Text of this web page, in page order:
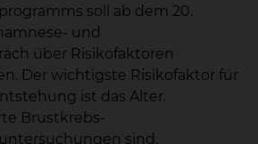
soll ab dem 20.
und
über Risikofaktoren
Der wichtigste Risikofaktor für
ist das Alter.
Brustkrebs-
sind,